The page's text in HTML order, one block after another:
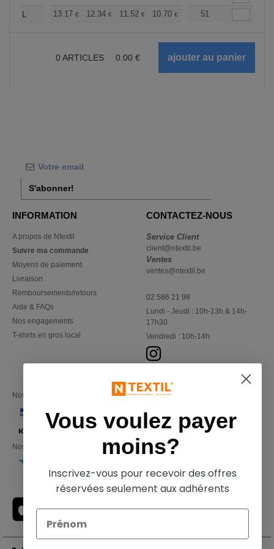
L
13.17 € 12.34 € 11.52 € 10.70 € 9.88€
51
0 ARTICLES 0.00 €
S'abonner!
INFORMATION
A propos de Ntextil
Suivre ma commande
Moyens de paiement
Livraison
Remboursements/retours
Aide & FAQs
Nos engagements
T-shirts en gros local
CONTACTEZ-NOUS
Service Client
client@ntextil.be
Ventes
ventes@ntextil.be
02 586 21 98
Lundi - Jeudi : 10h-13h & 14h-
17h30
Vendredi : 10h-14h
Nos partenaires financiers
Nos transporteurs
Vous voulez payer
moins?
Inscrivez-vous pour recevoir des offres
réservées seulement aux adhérents